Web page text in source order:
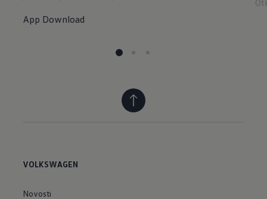
App Download
VOLKSWAGEN
Novosti